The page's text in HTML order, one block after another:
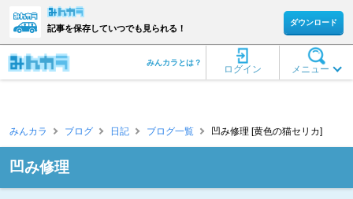
記事を保存していつでも見られる！
ダウンロード
メニュー
ログイン
みんカラとは？
みんカラ ブログ 日記 ブログ一覧 凹み修理 [黄色の猫セリカ]
凹み修理